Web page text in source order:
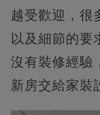
越受歡迎，很
以及細節的要
沒有裝修經驗
新房交給家裝